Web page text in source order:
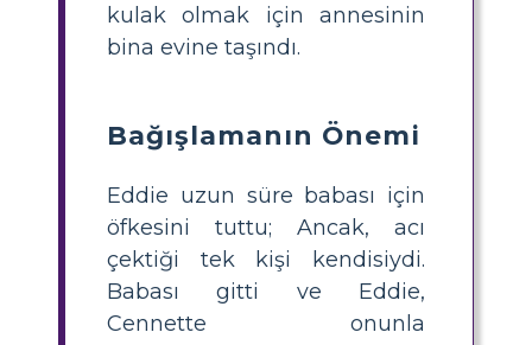
kulak olmak için annesinin
bina evine taşındı.
Bağışlamanın Önemi
Eddie uzun süre babası için
öfkesini tuttu; Ancak, acı
çektiği tek kişi kendisiydi.
Babası gitti ve Eddie,
Cennette onunla